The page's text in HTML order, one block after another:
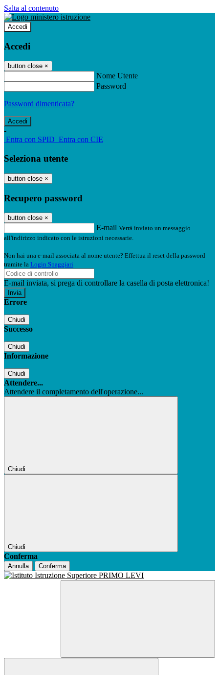
Salta al contenuto
Accedi
Accedi
button close ×
Nome Utente
Password
Password dimenticata?
-
Entra con SPID Entra con CIE
Seleziona utente
button close ×
Recupero password
button close ×
E-mail Verrà inviato un messaggio
all'indirizzo indicato con le istruzioni necessarie.
Non hai una e-mail associata al nome utente? Effettua il reset della password
tramite la Login Spaggiari
E-mail inviata, si prega di controllare la casella di posta elettronica!
Errore
Chiudi
Successo
Chiudi
Informazione
Chiudi
Attendere...
Attendere il completamento dell'operazione...
Chiudi
Chiudi
Conferma
Annulla Conferma